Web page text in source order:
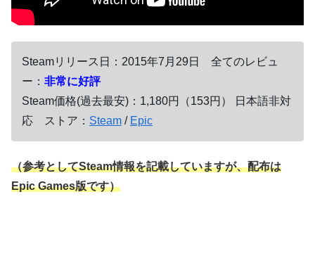
Steamリリース日：2015年7月29日 全てのレビュ
ー： 非常に好評
Steam価格(過去最安)：1,180円（153円） 日本語非対
応 ストア： Steam / Epic
（参考としてSteam情報を記載していますが、配布は
Epic Games版です）